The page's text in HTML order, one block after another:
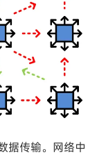
据传输。网络中